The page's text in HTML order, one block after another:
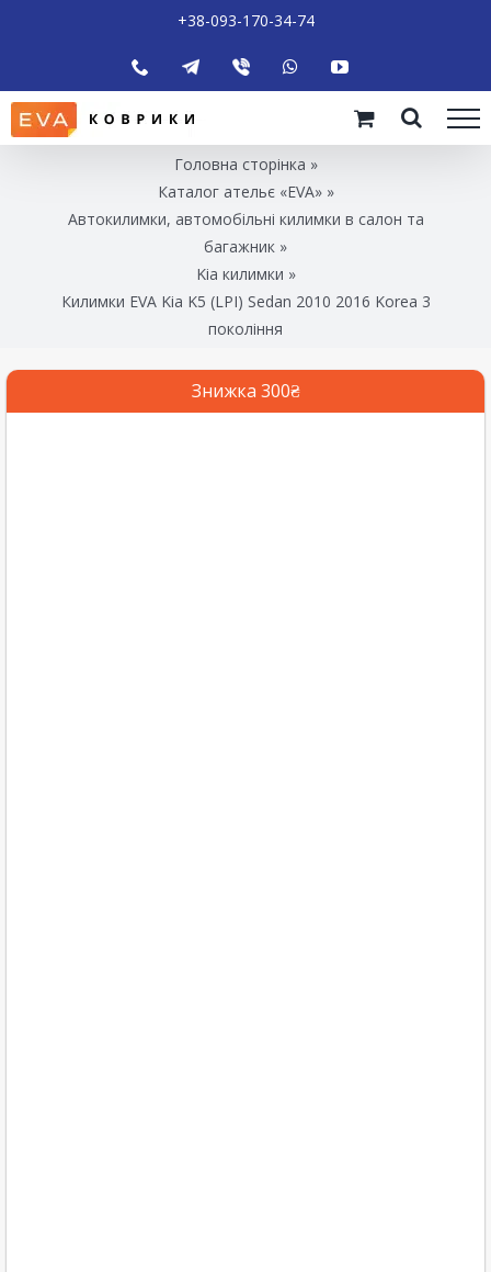
+38-093-170-34-74
Головна сторінка »
Каталог ательє «EVA»»
Автокилимки, автомобільні килимки в салон та
багажник »
Kia килимки »
Килимки EVA Kia K5 (LPI) Sedan 2010 2016 Korea 3
покоління
Знижка 300₴